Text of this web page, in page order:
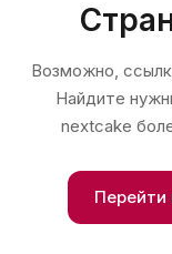
Возможно,
Найдите
nextcake
Перейти